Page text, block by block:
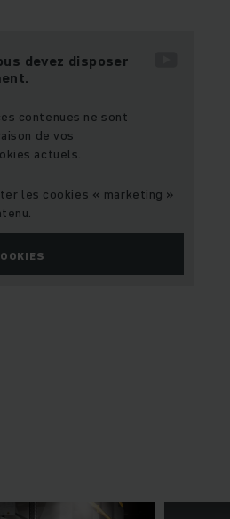
devez disposer
contenues ne sont
de vos
actuels.
les cookies « marketing »